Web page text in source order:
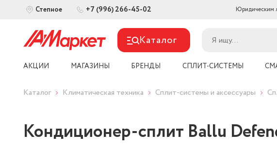
Степное +7 (996) 266-45-02 Юридическим
Каталог
АКЦИИ МАГАЗИНЫ БРЕНДЫ СПЛИТ-СИСТЕМЫ
Каталог Климатическая техника Сплит-системы и аксессуары
Кондиционер-сплит Ballu